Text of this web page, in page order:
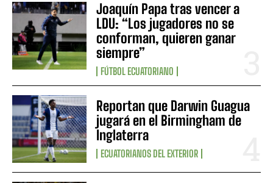
Joaquín Papa tras vencer a
LDU: “Los jugadores no se
conforman, quieren ganar
siempre”
FÚTBOL ECUATORIANO
Reportan que Darwin Guagua
jugará en el Birmingham de
Inglaterra
ECUATORIANOS DEL EXTERIOR